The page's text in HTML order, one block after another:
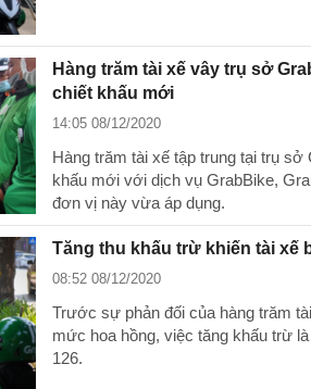
Hàng trăm tài xế vây trụ sở
chiết khấu mới
14:05 08/12/2020
Hàng trăm tài xế tập trung tại trụ
khấu mới với dịch vụ GrabBike,
đơn vị này vừa áp dụng.
Tăng thu khấu trừ khiến tài xế
08:52 08/12/2020
Trước sự phản đối của hàng trăm
mức hoa hồng, việc tăng khấu trừ
126.